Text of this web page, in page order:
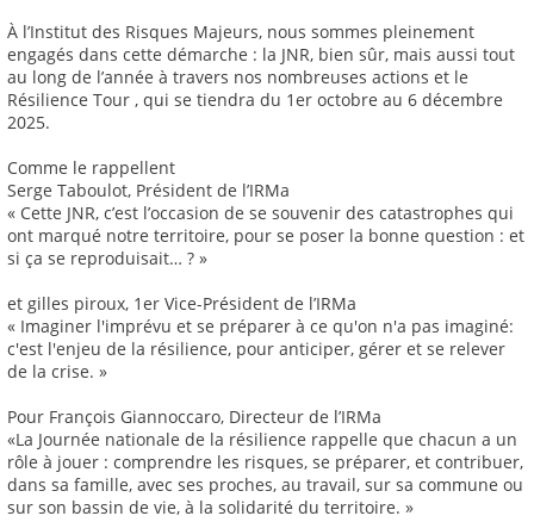
À l’Institut des Risques Majeurs, nous sommes pleinement
engagés dans cette démarche : la JNR, bien sûr, mais aussi tout
au long de l’année à travers nos nombreuses actions et le
Résilience Tour , qui se tiendra du 1er octobre au 6 décembre
2025.
Comme le rappellent
Serge Taboulot, Président de l’IRMa
« Cette JNR, c’est l’occasion de se souvenir des catastrophes qui
ont marqué notre territoire, pour se poser la bonne question : et
si ça se reproduisait… ? »
et gilles piroux, 1er Vice-Président de l’IRMa
« Imaginer l'imprévu et se préparer à ce qu'on n'a pas imaginé:
c'est l'enjeu de la résilience, pour anticiper, gérer et se relever
de la crise. »
Pour François Giannoccaro, Directeur de l’IRMa
«La Journée nationale de la résilience rappelle que chacun a un
rôle à jouer : comprendre les risques, se préparer, et contribuer,
dans sa famille, avec ses proches, au travail, sur sa commune ou
sur son bassin de vie, à la solidarité du territoire. »